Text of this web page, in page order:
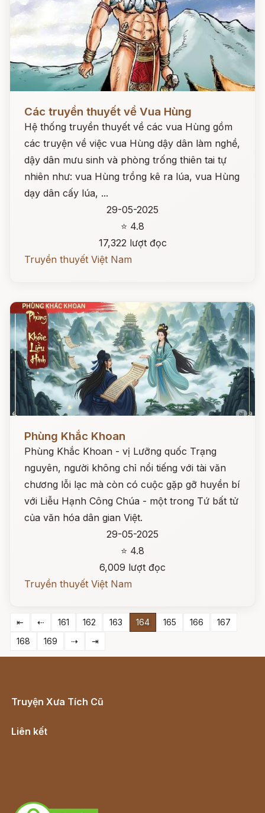
Các truyền thuyết về Vua Hùng
Hệ thống truyền thuyết về các vua Hùng gồm
các truyện về việc vua Hùng dậy dân làm nghề,
dậy dân mưu sinh và phòng trống thiên tai tự
nhiên như: vua Hùng trồng kê ra lúa, vua Hùng
dạy dân cấy lúa, ...
29-05-2025
⭐ 4.8
17,322 lượt đọc
Truyền thuyết Việt Nam
Phùng Khắc Khoan
Phùng Khắc Khoan - vị Lưỡng quốc Trạng
nguyên, người không chỉ nổi tiếng với tài văn
chương lỗi lạc mà còn có cuộc gặp gỡ huyền bí
với Liễu Hạnh Công Chúa - một trong Tứ bất tử
của văn hóa dân gian Việt.
29-05-2025
⭐ 4.8
6,009 lượt đọc
Truyền thuyết Việt Nam
⇤ ⇠ 161 162 163 164 165 166
167
168
169 ⇢ ⇥
Truyện Xưa Tích Cũ
Liên kết